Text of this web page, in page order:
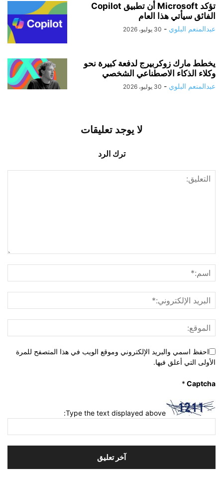
تؤكد Microsoft أن تطبيق Copilot
الفائق سيأتي هذا العام
عبدالمنعم البلوي - 30 يوليو، 2026
يخطط مارك زوكربيرج لدفعة كبيرة نحو
وكلاء الذكاء الاصطناعي الشخصي
عبدالمنعم البلوي - 30 يوليو، 2026
لا يوجد تعليقات
ترك الرد
احفظ اسمي والبريد الإلكتروني وموقع الويب في هذا المتصفح للمرة
الأولى التي أعلق فيها.
Captcha
*
Type the text displayed above: